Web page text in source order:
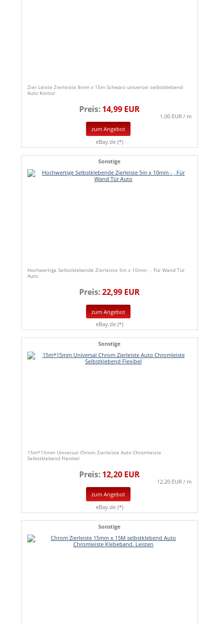
Zier Leiste Zierleiste 8mm x 15m Schwarz universel selbstklebend
Auto Kontur
Preis: 14,99 EUR
1.00 EUR / m
zum Angebot
eBay.de (*)
Sonstige
Hochwertige Selbstklebende Zierleiste 5m x 10mm - , Für Wand Tür
Auto
Preis:22,99 EUR
zum Angebot
eBay.de (*)
Sonstige
15m*15mm Universal Chrom Zierleiste Auto Chromleiste
Selbstklebend Flexibel
Preis: 12,20 EUR
12.20 EUR / m
zum Angebot
eBay.de (*)
Sonstige